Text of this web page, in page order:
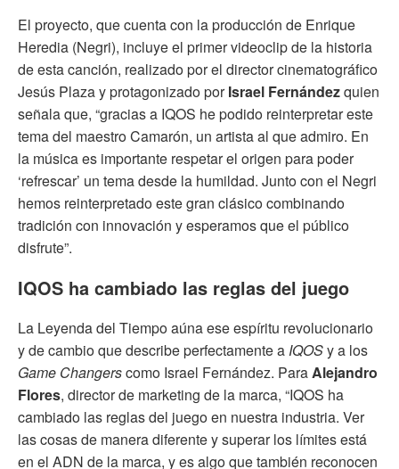
El proyecto, que cuenta con la producción de Enrique
Heredia (Negri), incluye el primer videoclip de la historia
de esta canción, realizado por el director cinematográfico
Jesús Plaza y protagonizado porIsrael Fernándezquien
señala que, “gracias a IQOS he podido reinterpretar este
tema del maestro Camarón, un artista al que admiro. En
la música es importante respetar el origen para poder
‘refrescar’ un tema desde la humildad. Junto con el Negri
hemos reinterpretado este gran clásico combinando
tradición con innovación y esperamos que el público
disfrute”.
IQOS ha cambiado las reglas del juego
La Leyenda del Tiempo aúna ese espíritu revolucionario
y de cambio que describe perfectamente a IQOSy a los
Game Changerscomo Israel Fernández. ParaAlejandro
Flores, director de marketing de la marca, “IQOS ha
cambiado las reglas del juego en nuestra industria. Ver
las cosas de manera diferente y superar los límites está
en el ADN de la marca, y es algo que también reconocen